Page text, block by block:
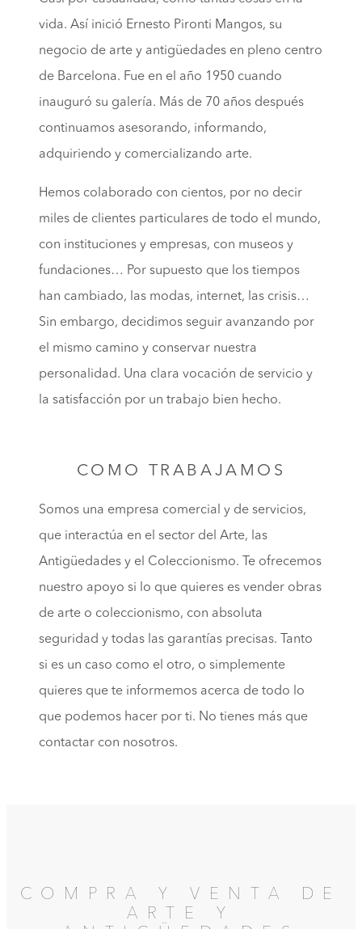
vida. Así inició Ernesto Pironti Mangos, su
negocio de arte y antigüedades en pleno centro
de Barcelona. Fue en el año 1950 cuando
inauguró su galería. Más de 70 años después
continuamos asesorando, informando,
adquiriendo y comercializando arte.
Hemos colaborado con cientos, por no decir
miles de clientes particulares de todo el mundo,
con instituciones y empresas, con museos y
fundaciones… Por supuesto que los tiempos
han cambiado, las modas, internet, las crisis…
Sin embargo, decidimos seguir avanzando por
el mismo camino y conservar nuestra
personalidad. Una clara vocación de servicio y
la satisfacción por un trabajo bien hecho.
COMO TRABAJAMOS
Somos una empresa comercial y de servicios,
que interactúa en el sector del Arte, las
Antigüedades y el Coleccionismo. Te ofrecemos
nuestro apoyo si lo que quieres es vender obras
de arte o coleccionismo, con absoluta
seguridad y todas las garantías precisas. Tanto
si es un caso como el otro, o simplemente
quieres que te informemos acerca de todo lo
que podemos hacer por ti. No tienes más que
contactar con nosotros.
COMPRA Y VENTA DE
ARTE Y